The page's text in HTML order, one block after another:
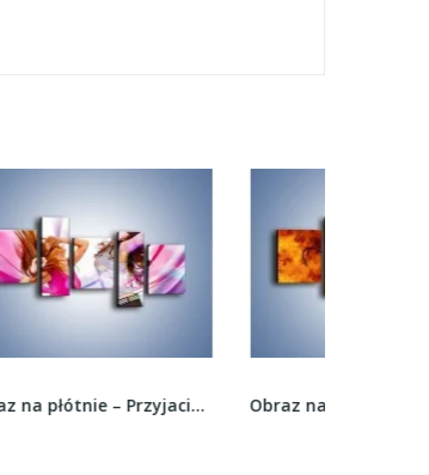
Obraz na płótnie – Przyjaciółki we wspólnym... Obraz na płótnie – Piękna diablica czy słodki...